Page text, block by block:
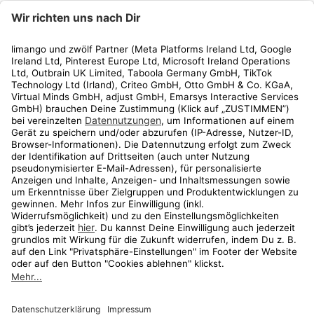
Kundenservice
Shop
Aktionen
Travel